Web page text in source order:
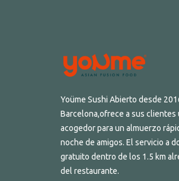
Yoüme Sushi Abierto desde
Barcelona,ofrece a sus clientes
acogedor para un almuerzo
noche de amigos. El servicio a
gratuito dentro de los 1.5 km
del restaurante.